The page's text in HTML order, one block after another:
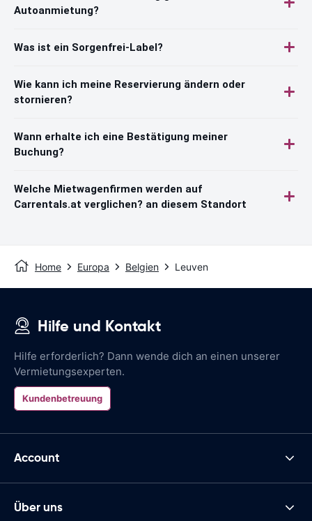
Autoanmietung?
Was ist ein Sorgenfrei-Label?
Wie kann ich meine Reservierung ändern oder
stornieren?
Wann erhalte ich eine Bestätigung meiner
Buchung?
Welche Mietwagenfirmen werden auf
Carrentals.at verglichen? an diesem Standort
Home Europa Belgien Leuven
Hilfe und Kontakt
Hilfe erforderlich? Dann wende dich an einen unserer
Vermietungsexperten.
Kundenbetreuung
Account
Über uns